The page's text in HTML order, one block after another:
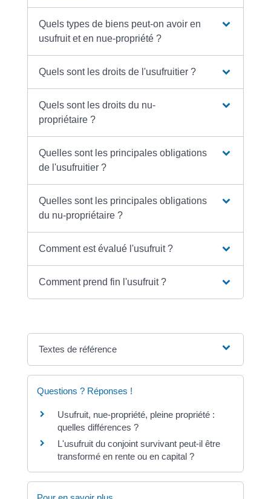
Quels types de biens peut-on avoir en
usufruit et en nue-propriété ?
Quels sont les droits de l'usufruitier ?
Quels sont les droits du nu-
propriétaire ?
Quelles sont les principales obligations
de l'usufruitier ?
Quelles sont les principales obligations
du nu-propriétaire ?
Comment est évalué l'usufruit ?
Comment prend fin l'usufruit ?
Textes de référence
Questions ? Réponses !
Usufruit, nue-propriété, pleine propriété :
quelles différences ?
L'usufruit du conjoint survivant peut-il être
transformé en rente ou en capital ?